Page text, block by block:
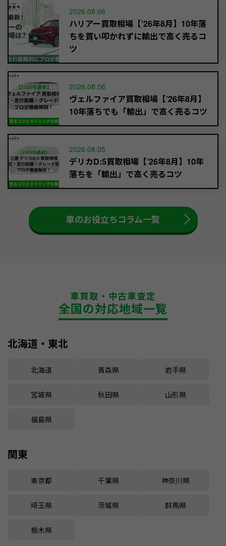
2026.08.06
ハリアー買取相場【’26年8月】10年落
ちを買い叩かれずに輸出で高く売るコ
ツ
2026.08.06
ヴェルファイア買取相場【’26年8月】
10年落ちでも「輸出」で高く売るコツ
2026.08.05
デリカD:5買取相場【’26年8月】10年
落ちを「輸出」で高く売るコツ
車のお役立ちコラム一覧
車買取・中古車査定
全国の対応地域一覧
北海道・東北
北海道 青森県 岩手県
宮城県 秋田県 山形県
福島県
関東
東京都 千葉県 神奈川県
埼玉県 茨城県 群馬県
栃木県